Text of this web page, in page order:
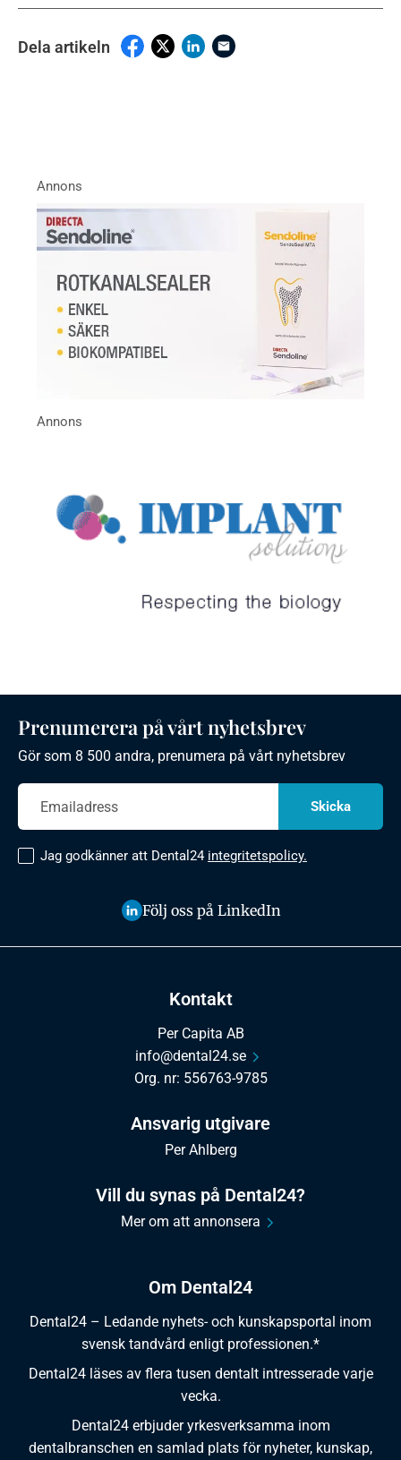
Dela artikeln
Om Dental24
Dental24 – Ledande nyhets- och kunskapsportal inom
svensk tandvård enligt professionen.*
Dental24 läses av flera tusen dentalt intresserade varje
vecka.
Dental24 erbjuder yrkesverksamma inom
dentalbranschen en samlad plats för nyheter, kunskap,
Kontakt
Per Capita AB
info@dental24.se
Org. nr: 556763-9785
Ansvarig utgivare
Per Ahlberg
Vill du synas på Dental24?
Mer om att annonsera
Prenumerera på vårt nyhetsbrev
Gör som 8 500 andra, prenumera på vårt nyhetsbrev
Jag godkänner att Dental24 integritetspolicy.
Följ oss på LinkedIn